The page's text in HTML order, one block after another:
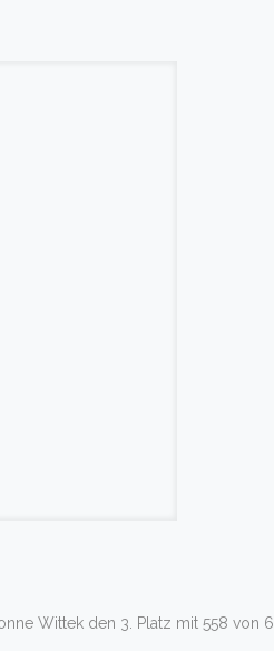
Wittek den 3. Platz mit 558